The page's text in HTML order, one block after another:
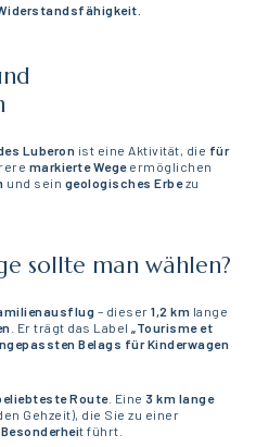
Luberon ist eine Aktivität, die für
markierte Wege ermöglichen
und sein geologisches Erbezu
sollte man wählen?
– dieser1,2 km lange
. Er trägt das Label„Tourisme et
Belags für Kinderwagen
Route. Eine 3 km lange
Gehzeit), die Sie zu einer
t führt.